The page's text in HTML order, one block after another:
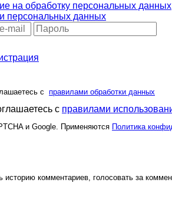
на обработку персональных данных
персональных данных
с правилами обработки данных
с правилами
и Google. Применяются Политика
историю комментариев, голосовать за